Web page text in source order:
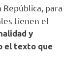
República, para
tienen el
y
el texto que